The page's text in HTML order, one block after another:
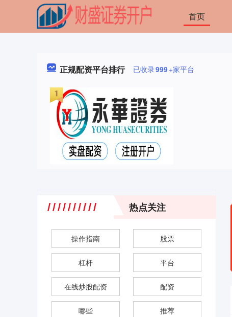
首页
正规配资平台排行 已收录999+家平台
热点关注
操作指南 股票
杠杆 平台
在线炒股配资 配资
哪些 推荐